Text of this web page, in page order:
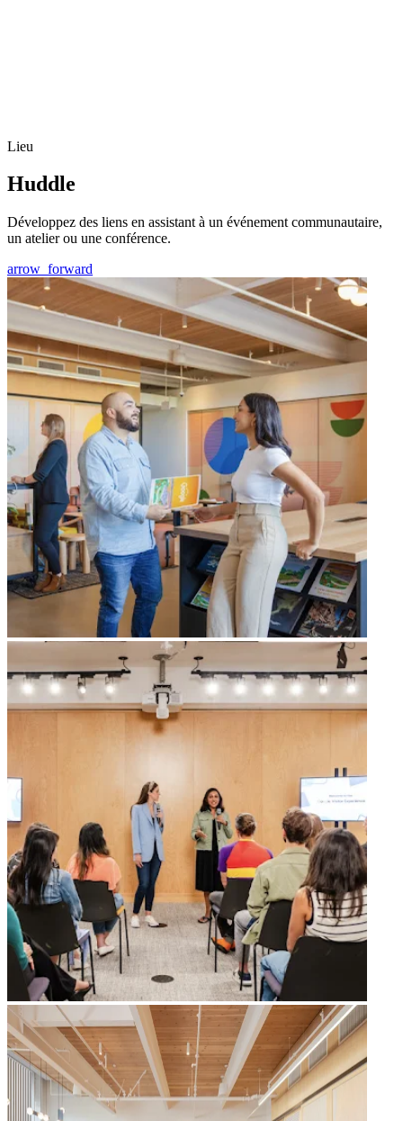
Lieu
Huddle
Développez des liens en assistant à un événement communautaire,
un atelier ou une conférence.
arrow_forward